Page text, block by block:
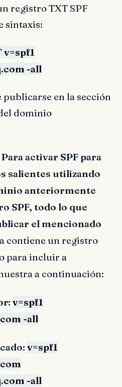
registro TXT SPF
sintaxis:
-all
en la sección
dominio
activar SPF para
salientes utilizando
anteriormente
SPF, todo lo que
el mencionado
contiene un registro
para incluir a
a continuación:
v=spf1
-all
v=spf1
-all